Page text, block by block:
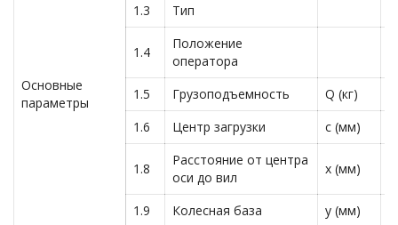
Основные
параметры
1.3
Тип
1.4
Положение
оператора
1.5 Грузоподъемность Q (кг)
1.6
Центр загрузки c (мм)
1.8
Расстояние от центра
оси до вил
x (мм)
1.9 Колесная база y (мм)